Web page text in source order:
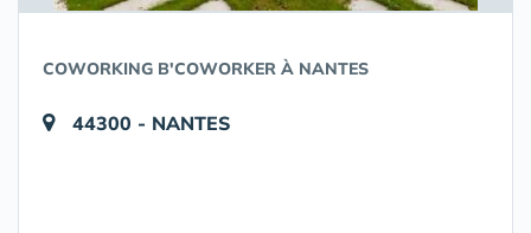
COWORKING B'COWORKER À NANTES
44300 - NANTES